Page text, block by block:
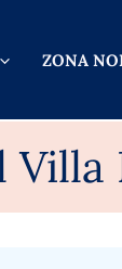
ZONA